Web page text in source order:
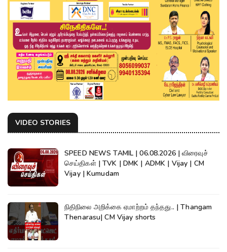
VIDEO STORIES
SPEED NEWS TAMIL | 06.08.2026 | விரைவுச்
செய்திகள் | TVK | DMK | ADMK | Vijay | CM
Vijay | Kumudam
நிதிநிலை அறிக்கை ஏமாற்றம் தந்தது.. | Thangam
Thenarasu| CM Vijay shorts